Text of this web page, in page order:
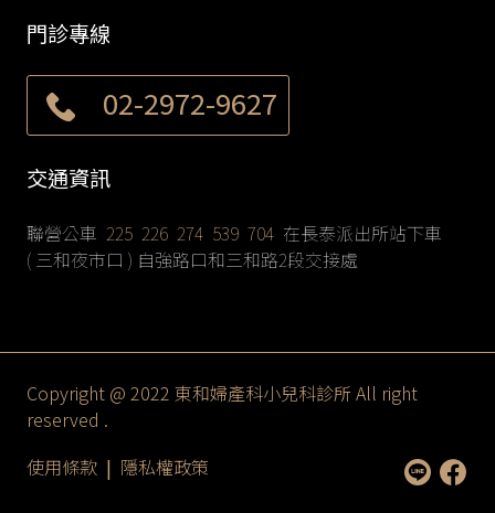
門診專線
02-2972-9627
交通資訊
聯營公車 225 226 274 539 704 在長泰派出所站下車
( 三和夜市口 ) 自強路口和三和路2段交接處
Copyright @ 2022 東和婦產科小兒科診所 All right
reserved .
使用條款 | 隱私權政策